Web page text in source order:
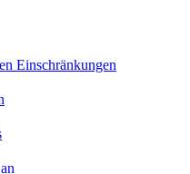
Einschränkungen